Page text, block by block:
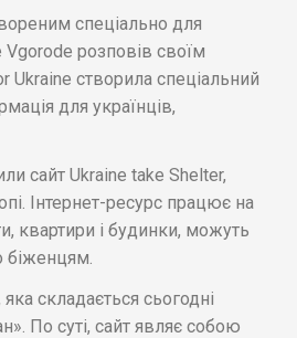
спеціально для
розповів своїм
Ukraine створила спеціальний
для українців,
сайт Ukraine take Shelter,
Інтернет-ресурс працює на
квартири і будинки, можуть
біженцям.
складається сьогодні
По суті, сайт являє собою